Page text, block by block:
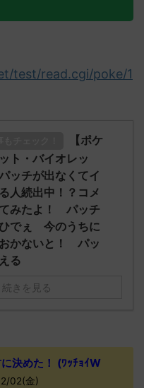
test/read.cgi/poke/1
【ポケ
ト・バイオレッ
ッチが出なくてイ
人続出中！？コメ
みたよ！ パッチ
でぇ 今のうちに
かないと！ パッ
る
続きを見る
決めた！ (ﾜｯﾁｮｲW
02(金)